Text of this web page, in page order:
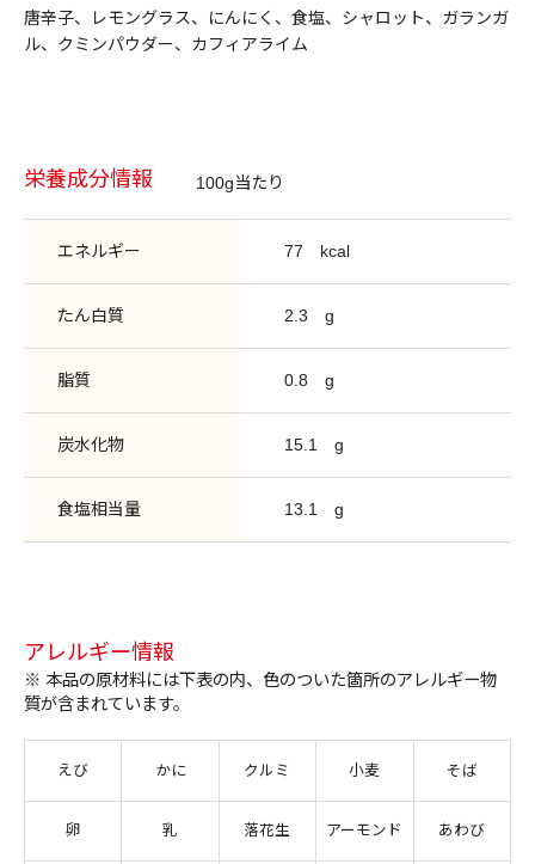
唐辛子、レモングラス、にんにく、食塩、シャロット、ガランガ
ル、クミンパウダー、カフィアライム
栄養成分情報 100g当たり
エネルギー 77 kcal
たん白質 2.3 g
脂質 0.8 g
炭水化物 15.1 g
食塩相当量 13.1 g
アレルギー情報
※ 本品の原材料には下表の内、色のついた箇所のアレルギー物
質が含まれています。
えび かに クルミ 小麦 そば
卵 乳 落花生 アーモンド あわび